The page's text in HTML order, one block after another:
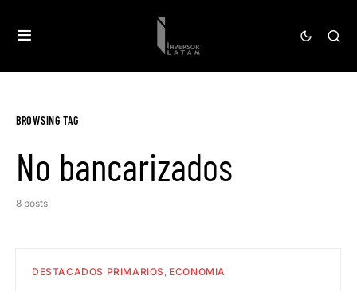
BROWSING TAG
No bancarizados
8 posts
DESTACADOS PRIMARIOS ECONOMIA